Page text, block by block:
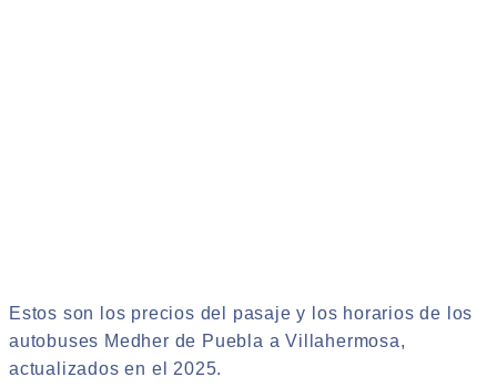
Estos son los precios del pasaje y los horarios de los
autobuses Medher de Puebla a Villahermosa,
actualizados en el 2025.